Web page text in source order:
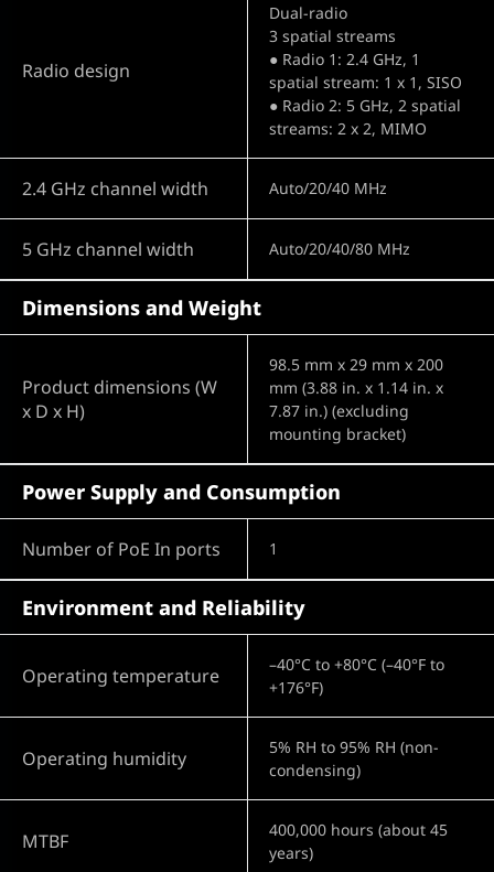
Radio design
Dual-radio
3 spatial streams
● Radio 1: 2.4 GHz, 1
spatial stream: 1 x 1, SISO
● Radio 2: 5 GHz, 2 spatial
streams: 2 x 2, MIMO
2.4 GHz channel width Auto/20/40 MHz
5 GHz channel width Auto/20/40/80 MHz
Dimensions and Weight
Product dimensions (W
x D x H)
98.5 mm x 29 mm x 200
mm (3.88 in. x 1.14 in. x
7.87 in.) (excluding
mounting bracket)
Power Supply and Consumption
Number of PoE In ports 1
Environment and Reliability
Operating temperature
–40°C to +80°C (–40°F to
+176°F)
Operating humidity
5% RH to 95% RH (non-
condensing)
MTBF
400,000 hours (about 45
years)